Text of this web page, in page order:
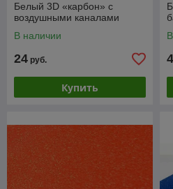
Белый 3D «карбон» с
воздушными каналами
В наличии
24 руб.
Купить